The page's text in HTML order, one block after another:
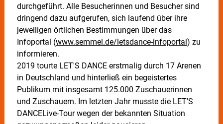
durchgeführt. Alle Besucherinnen und Besucher sind
dringend dazu aufgerufen, sich laufend über ihre
jeweiligen örtlichen Bestimmungen über das
Infoportal (www.semmel.de/letsdance-infoportal ) zu
informieren.
2019 tourte LET'S DANCE erstmalig durch 17 Arenen
in Deutschland und hinterließ ein begeistertes
Publikum mit insgesamt 125.000 Zuschauerinnen
und Zuschauern. Im letzten Jahr musste die LET'S
DANCELive-Tour wegen der bekannten Situation